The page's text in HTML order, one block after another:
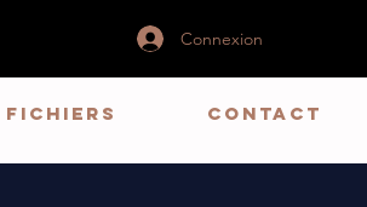
Connexion
fichiers CONTACT